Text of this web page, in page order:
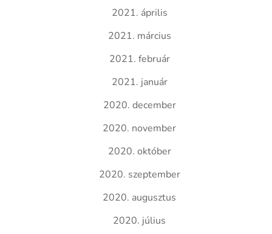
2021. április
2021. március
2021. február
2021. január
2020. december
2020. november
2020. október
2020. szeptember
2020. augusztus
2020. július